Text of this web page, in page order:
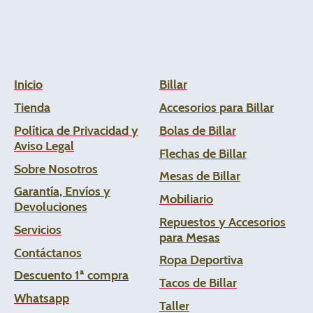
Inicio
Tienda
Política de Privacidad y
Aviso Legal
Sobre Nosotros
Garantía, Envíos y
Devoluciones
Servicios
Contáctanos
Descuento 1ª compra
Whatsapp
Billar
Accesorios para Billar
Bolas de Billar
Flechas de Billar
Mesas de Billar
Mobiliario
Repuestos y Accesorios
para Mesas
Ropa Deportiva
Tacos de Billar
Taller